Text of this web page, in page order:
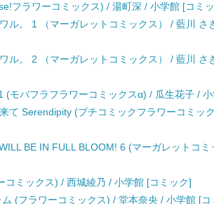
フラワーコミックス) / 湯町深 / 小学館 [コミ
ル。 1 （マーガレットコミックス） / 藍川 さ
ル。 2 （マーガレットコミックス） / 藍川 さ
(モバフラフラワーコミックスα) / 瓜生花子 /
て Serendipity (プチコミックフラワーコミッ
BE IN FULL BLOOM! 6 (マーガレットコ
コミックス) / 西城綾乃 / 小学館 [コミック]
(フラワーコミックス) / 堂本奈央 / 小学館 [コ